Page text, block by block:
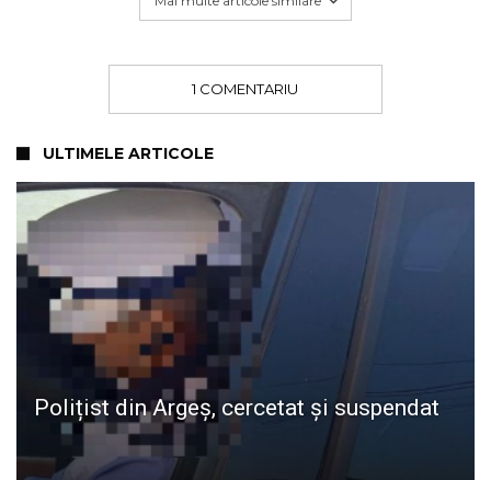
1 COMENTARIU
ULTIMELE ARTICOLE
Polițist din Argeș, cercetat și suspendat